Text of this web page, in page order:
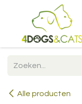
Overslaan naar inhoud
Alle producten